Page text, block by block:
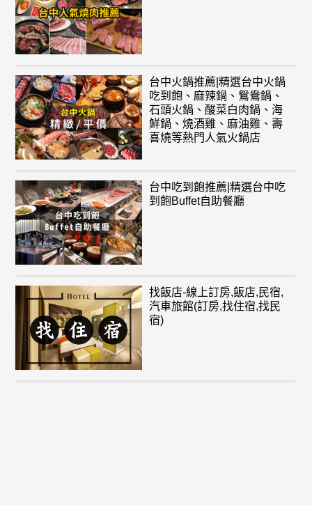
台中火鍋推薦|精選台中火鍋
吃到飽、麻辣鍋、鴛鴦鍋、
石頭火鍋、酸菜白肉鍋、海
鮮鍋、燒酒雞、麻油雞、壽
喜燒等熱門人氣火鍋店
台中吃到飽推薦|精選台中吃
到飽Buffet自助餐廳
找飯店-線上訂房,飯店,民宿,
汽車旅館(訂房,找住宿,找民
宿)